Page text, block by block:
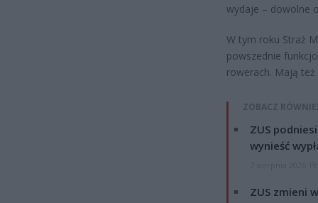
wydaje – dowolne
W tym roku Straż
powszednie
rowerach. Mają
ZOBACZ
ZUS
wynieść
ZUS zmieni